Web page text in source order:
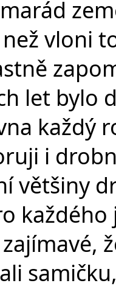
vloni
let bylo
každý
i
většiny